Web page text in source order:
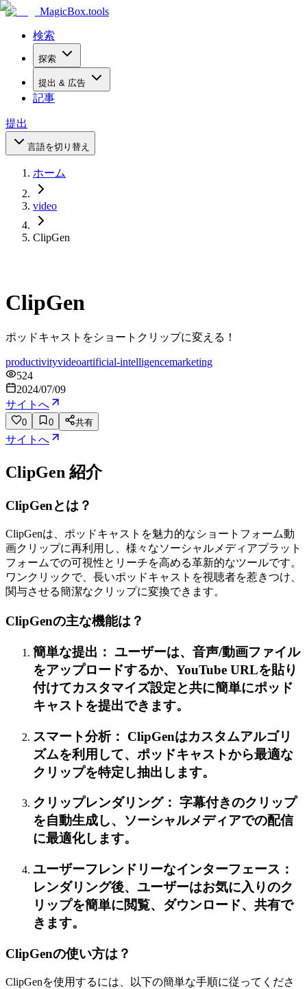
MagicBox.tools
検索
探索
提出 & 広告
記事
提出
言語を切り替え
ホーム
video
ClipGen
ClipGen
ポッドキャストをショートクリップに変える！
productivityvideoartificial-intelligencemarketing
524
2024/07/09
サイトへ
0 0 共有
サイトへ
ClipGen 紹介
ClipGenとは？
ClipGenは、ポッドキャストを魅力的なショートフォーム動
画クリップに再利用し、様々なソーシャルメディアプラット
フォームでの可視性とリーチを高める革新的なツールです。
ワンクリックで、長いポッドキャストを視聴者を惹きつけ、
関与させる簡潔なクリップに変換できます。
ClipGenの主な機能は？
簡単な提出： ユーザーは、音声/動画ファイル
をアップロードするか、YouTube URLを貼り
付けてカスタマイズ設定と共に簡単にポッド
キャストを提出できます。
スマート分析： ClipGenはカスタムアルゴリ
ズムを利用して、ポッドキャストから最適な
クリップを特定し抽出します。
クリップレンダリング： 字幕付きのクリップ
を自動生成し、ソーシャルメディアでの配信
に最適化します。
ユーザーフレンドリーなインターフェース：
レンダリング後、ユーザーはお気に入りのク
リップを簡単に閲覧、ダウンロード、共有で
きます。
ClipGenの使い方は？
ClipGenを使用するには、以下の簡単な手順に従ってくださ